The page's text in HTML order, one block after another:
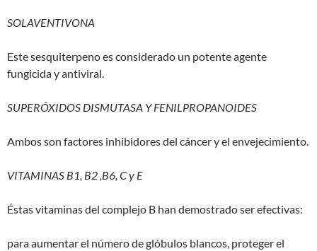
SOLAVENTIVONA
Este sesquiterpeno es considerado un potente agente
fungicida y antiviral.
SUPERÓXIDOS DISMUTASA Y FENILPROPANOIDES
Ambos son factores inhibidores del cáncer y el envejecimiento.
VITAMINAS B1, B2 ,B6, C y E
Éstas vitaminas del complejo B han demostrado ser efectivas:
para aumentar el número de glóbulos blancos, proteger el